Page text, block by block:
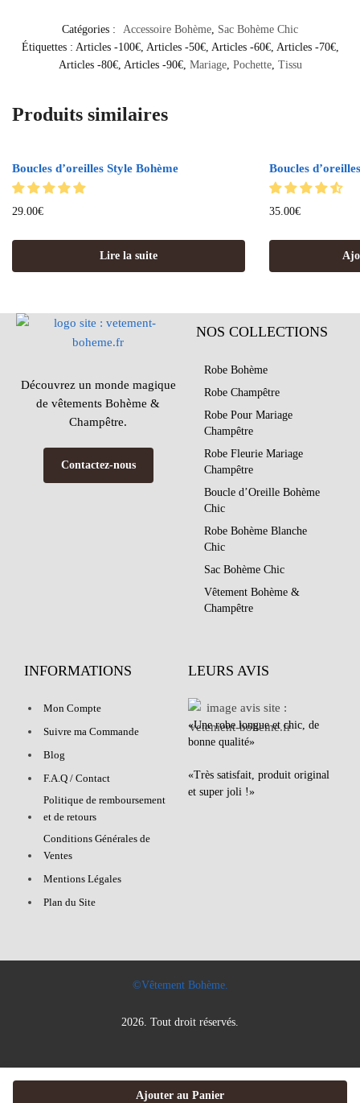
Ajouter au Panier
Catégories : Accessoire Bohème Sac Bohème Chic
Étiquettes : Articles -100€, Articles -50€, Articles -60€, Articles -70€,
Articles -80€, Articles -90€, Mariage, Pochette, Tissu
Produits similaires
Boucles d’oreilles Style Bohème
29.00€
Lire la suite
Boucles
35.00€
Découvrez un monde magique
de vêtements Bohème &
Champêtre.
Contactez-nous
NOS COLLECTIONS
Robe Bohème
Robe Champêtre
Robe Pour Mariage
Champêtre
Robe Fleurie Mariage
Champêtre
Boucle d’Oreille Bohème
Chic
Robe Bohème Blanche
Chic
Sac Bohème Chic
Vêtement Bohème &
Champêtre
INFORMATIONS
Mon Compte
Suivre ma Commande
Blog
F.A.Q / Contact
Politique de remboursement
et de retours
Conditions Générales de
Ventes
Mentions Légales
Plan du Site
LEURS AVIS
«Une robe longue et chic, de
bonne qualité»
«Très satisfait, produit original
et super joli !»
©Vêtement Bohème.
2026. Tout droit réservés.